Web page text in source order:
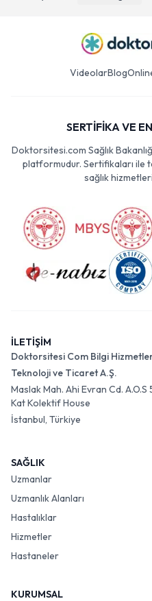
VideolarBlog
SERTİFİKA VE
Doktorsitesi.com Sağlık
platformudur. Sertifikaları ile
sağlık
İLETİŞİM
Doktorsitesi Com Bilgi
Teknoloji ve Ticaret A.Ş.
Maslak Mah. Ahi Evran Cd.
Kat Kolektif House
İstanbul, Türkiye
SAĞLIK
Uzmanlar
Uzmanlık Alanları
Hastalıklar
Hizmetler
Hastaneler
KURUMSAL